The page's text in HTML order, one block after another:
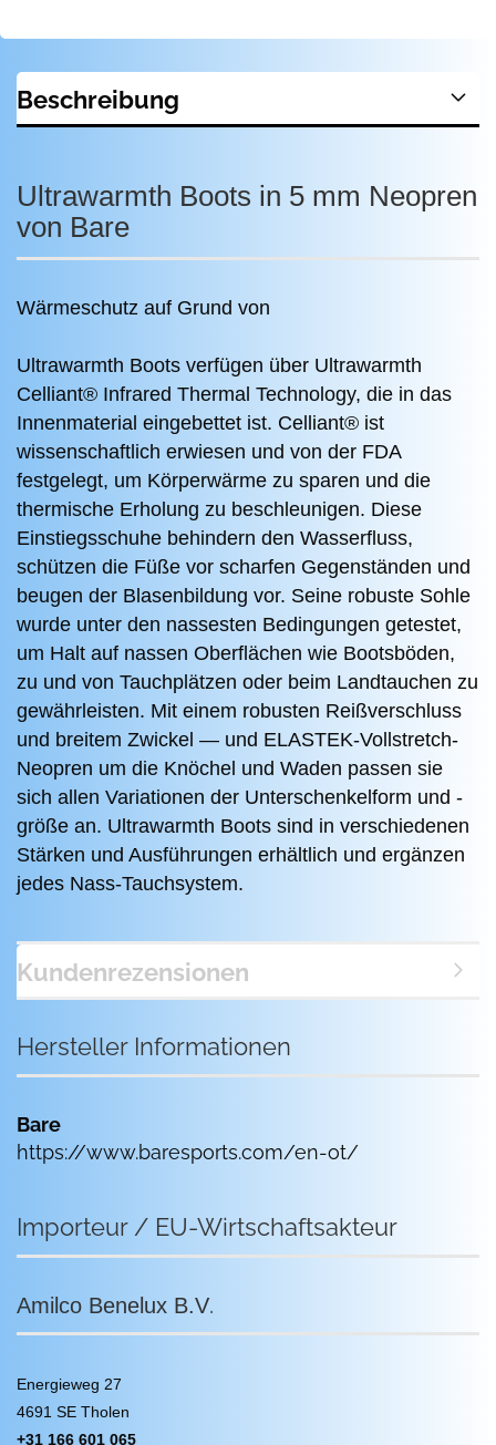
Beschreibung
Ultrawarmth Boots in 5 mm Neopren
von Bare
Wärmeschutz auf Grund von
Ultrawarmth Boots verfügen über Ultrawarmth
Celliant® Infrared Thermal Technology, die in das
Innenmaterial eingebettet ist. Celliant® ist
wissenschaftlich erwiesen und von der FDA
festgelegt, um Körperwärme zu sparen und die
thermische Erholung zu beschleunigen. Diese
Einstiegsschuhe behindern den Wasserfluss,
schützen die Füße vor scharfen Gegenständen und
beugen der Blasenbildung vor. Seine robuste Sohle
wurde unter den nassesten Bedingungen getestet,
um Halt auf nassen Oberflächen wie Bootsböden,
zu und von Tauchplätzen oder beim Landtauchen zu
gewährleisten. Mit einem robusten Reißverschluss
und breitem Zwickel ― und ELASTEK-Vollstretch-
Neopren um die Knöchel und Waden passen sie
sich allen Variationen der Unterschenkelform und -
größe an. Ultrawarmth Boots sind in verschiedenen
Stärken und Ausführungen erhältlich und ergänzen
jedes Nass-Tauchsystem.
Kundenrezensionen
Hersteller Informationen
Bare
https://www.baresports.com/en-ot/
Importeur / EU-Wirtschaftsakteur
Amilco Benelux B.V.
Energieweg 27
4691 SE Tholen
+31 166 601 065